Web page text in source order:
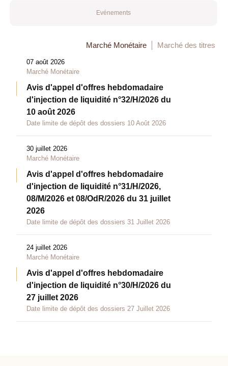
Evénements
Marché Monétaire Marché des titres
07 août 2026
Marché Monétaire
Avis d'appel d'offres hebdomadaire
d'injection de liquidité n°32/H/2026 du
10 août 2026
Date limite de dépôt des dossiers 10 Août 2026
30 juillet 2026
Marché Monétaire
Avis d'appel d'offres hebdomadaire
d'injection de liquidité n°31/H/2026,
08/M/2026 et 08/OdR/2026 du 31 juillet
2026
Date limite de dépôt des dossiers 31 Juillet 2026
24 juillet 2026
Marché Monétaire
Avis d'appel d'offres hebdomadaire
d'injection de liquidité n°30/H/2026 du
27 juillet 2026
Date limite de dépôt des dossiers 27 Juillet 2026